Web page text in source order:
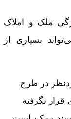
ملک و املاک
بسیاری از
در طرح
نگرفته